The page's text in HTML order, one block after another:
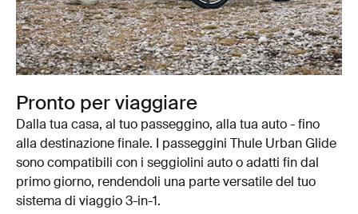
Pronto per viaggiare
Dalla tua casa, al tuo passeggino, alla tua auto - fino
alla destinazione finale. I passeggini Thule Urban Glide
sono compatibili con i seggiolini auto o adatti fin dal
primo giorno, rendendoli una parte versatile del tuo
sistema di viaggio 3-in-1.